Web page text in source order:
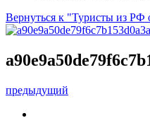
Вернуться к "Туристы из РФ
предыдущий